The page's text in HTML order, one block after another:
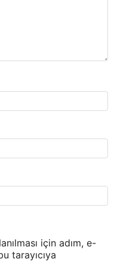
için adım, e-
tarayıcıya